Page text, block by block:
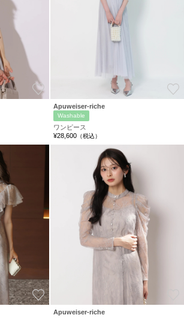
Apuweiser-riche
Washable
ワンピース
¥28,600 （税込）
お気に入り
Apuweiser-riche